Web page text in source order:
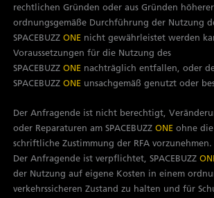
rechtlichen Gründen oder aus Gründen
ordnungsgemäße Durchführung der Nutzung
SPACEBUZZONE nicht gewährleistet werden
Voraussetzungen für die Nutzung des
SPACEBUZZONE nachträglich entfallen, oder
SPACEBUZZONE unsachgemäß genutzt oder
Der Anfragende ist nicht berechtigt,
oder Reparaturen am SPACEBUZZONE ohne
schriftliche Zustimmung der RFA vorzunehmen.
Der Anfragende ist verpflichtet, SPACEBUZZ
der Nutzung auf eigene Kosten in einem
verkehrssicheren Zustand zu halten und für